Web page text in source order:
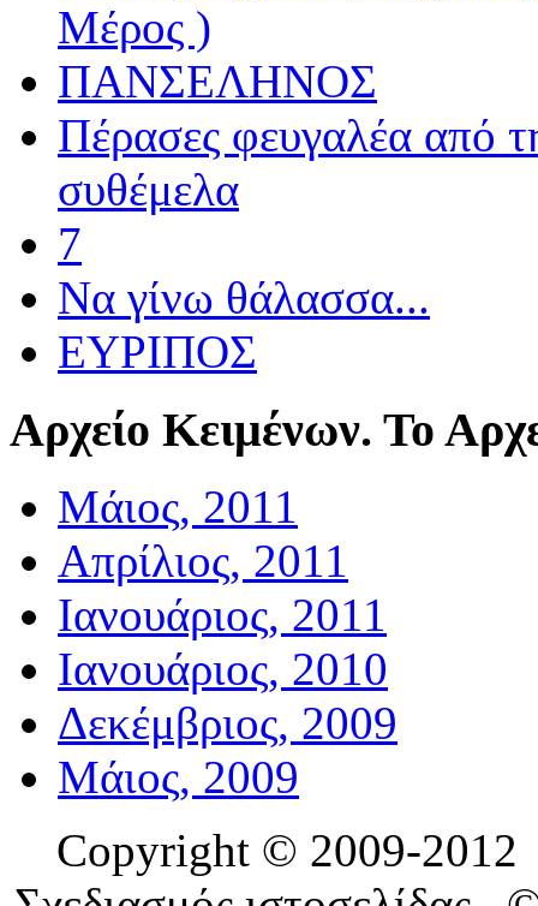
Μέρος )
ΠΑΝΣΕΛΗΝΟΣ
Πέρασες φευγαλέα από
συθέμελα
7
Να γίνω θάλασσα...
ΕΥΡΙΠΟΣ
Αρχείο Κειμένων. Το
Μάιος, 2011
Απρίλιος, 2011
Ιανουάριος, 2011
Ιανουάριος, 2010
Δεκέμβριος, 2009
Μάιος, 2009
Copyright © 2009-